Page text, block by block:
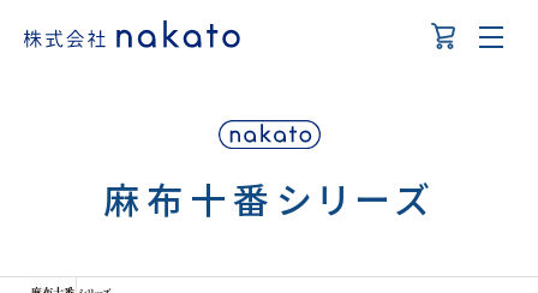
麻布十番シリーズ